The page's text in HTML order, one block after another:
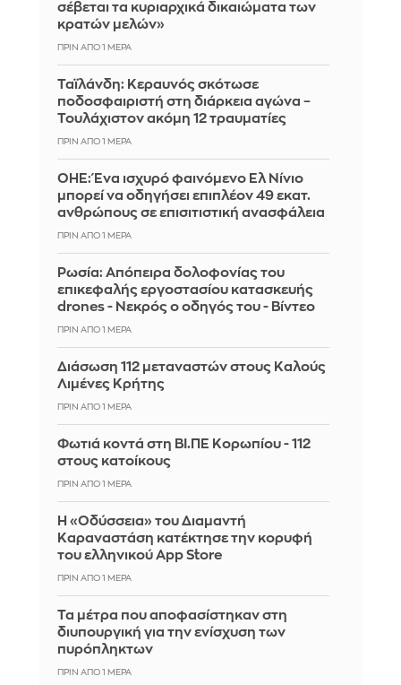
σέβεται τα κυριαρχικά δικαιώματα των
κρατών μελών»
ΠΡΙΝ ΑΠΌ 1 ΜΈΡΑ
Ταϊλάνδη: Κεραυνός σκότωσε
ποδοσφαιριστή στη διάρκεια αγώνα –
Τουλάχιστον ακόμη 12 τραυματίες
ΠΡΙΝ ΑΠΌ 1 ΜΈΡΑ
ΟΗΕ: Ένα ισχυρό φαινόμενο Ελ Νίνιο
μπορεί να οδηγήσει επιπλέον 49 εκατ.
ανθρώπους σε επισιτιστική ανασφάλεια
ΠΡΙΝ ΑΠΌ 1 ΜΈΡΑ
Ρωσία: Απόπειρα δολοφονίας του
επικεφαλής εργοστασίου κατασκευής
drones - Νεκρός ο οδηγός του - Βίντεο
ΠΡΙΝ ΑΠΌ 1 ΜΈΡΑ
Διάσωση 112 μεταναστών στους Καλούς
Λιμένες Κρήτης
ΠΡΙΝ ΑΠΌ 1 ΜΈΡΑ
Φωτιά κοντά στη ΒΙ.ΠΕ Κορωπίου - 112
στους κατοίκους
ΠΡΙΝ ΑΠΌ 1 ΜΈΡΑ
Η «Οδύσσεια» του Διαμαντή
Καραναστάση κατέκτησε την κορυφή
του ελληνικού App Store
ΠΡΙΝ ΑΠΌ 1 ΜΈΡΑ
Τα μέτρα που αποφασίστηκαν στη
διυπουργική για την ενίσχυση των
πυρόπληκτων
ΠΡΙΝ ΑΠΌ 1 ΜΈΡΑ